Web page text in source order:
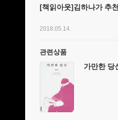
[책읽아웃]김하나가 추
2018.05.14.
관련상품
가만한 당